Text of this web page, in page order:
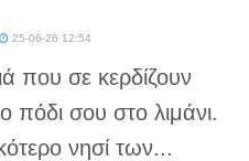
25-06-26 12:54
που σε κερδίζουν
πόδι σου στο λιμάνι.
νησί των...